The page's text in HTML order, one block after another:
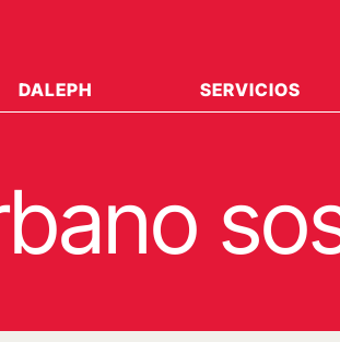
DALEPH SERVICIOS